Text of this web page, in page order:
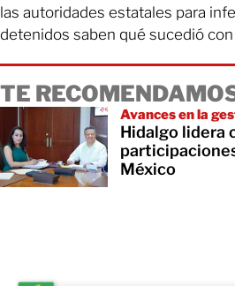
las autoridades estatales para
detenidos saben qué sucedió con
TE
Avances en la
Hidalgo lidera
México